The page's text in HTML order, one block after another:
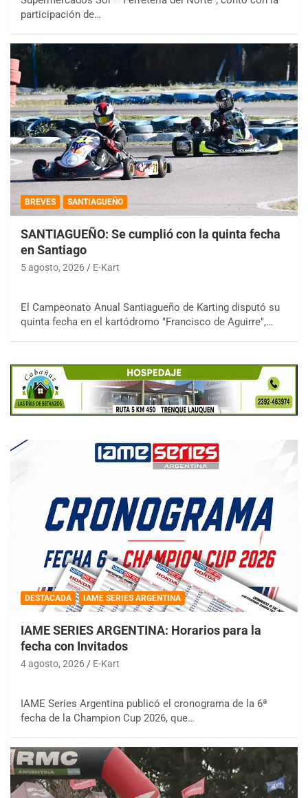
participación de…
BREVES SANTIAGUEÑO
SANTIAGUEÑO: Se cumplió con la quinta fecha
en Santiago
5 agosto, 2026 E-Kart
El Campeonato Anual Santiagueño de Karting disputó su
quinta fecha en el kartódromo "Francisco de Aguirre",…
DESTACADA IAME SERIES ARGENTINA
IAME SERIES ARGENTINA: Horarios para la
fecha con Invitados
4 agosto, 2026 E-Kart
IAME Series Argentina publicó el cronograma de la 6ª
fecha de la Champion Cup 2026, que…